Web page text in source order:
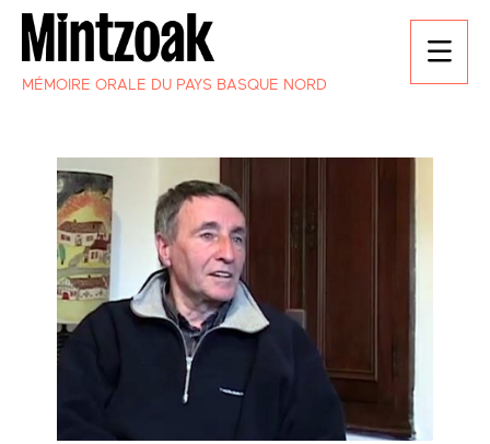
MÉMOIRE ORALE DU PAYS BASQUE NORD